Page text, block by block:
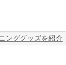
ンググッズを紹介